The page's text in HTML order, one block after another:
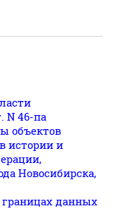
N 46-па
объектов
истории и
Новосибирска,
границах данных